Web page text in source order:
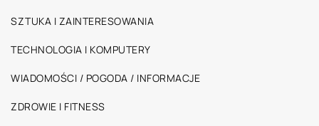
SZTUKA I ZAINTERESOWANIA
TECHNOLOGIA I KOMPUTERY
WIADOMOŚCI / POGODA / INFORMACJE
ZDROWIE I FITNESS